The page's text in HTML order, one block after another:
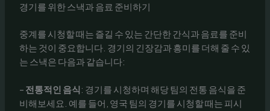
경기를 위한 스낵과 음료 준비하기
중계를 시청할 때는 즐길 수 있는 간단한 간식과 음료를 준비
하는 것이 중요합니다. 경기의 긴장감과 흥미를 더해 줄 수 있
는 스낵은 다음과 같습니다:
– 전통적인 음식 : 경기를 시청하며 해당 팀의 전통 음식을 준
비해보세요. 예를 들어, 영국 팀의 경기를 시청할 때는 피시